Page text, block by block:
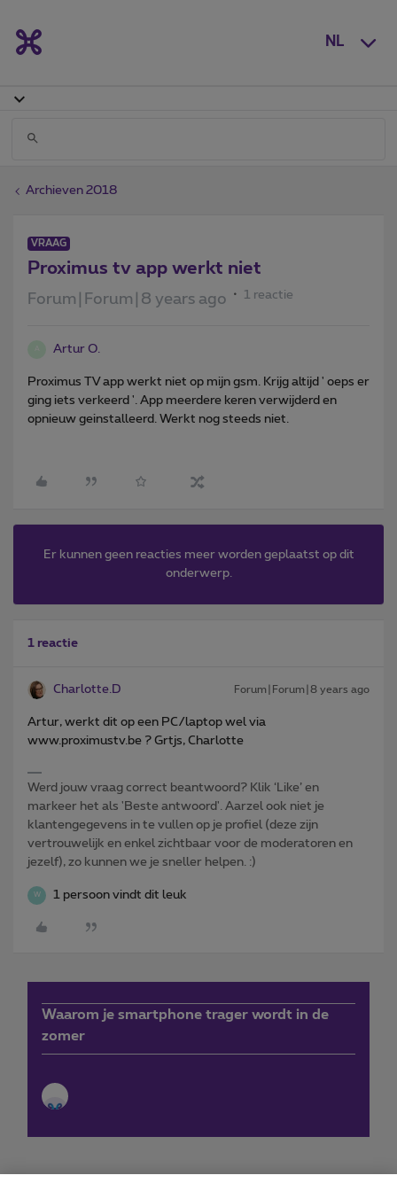
NL
Archieven 2018
VRAAG
Proximus tv app werkt niet
Forum|Forum|8 years ago 1 reactie
Artur O.
Proximus TV app werkt niet op mijn gsm. Krijg altijd ' oeps er
ging iets verkeerd '. App meerdere keren verwijderd en
opnieuw geinstalleerd. Werkt nog steeds niet.
Er kunnen geen reacties meer worden geplaatst op dit
onderwerp.
1 reactie
Charlotte.D Forum|Forum|8 years ago
Artur, werkt dit op een PC/laptop wel via
www.proximustv.be ? Grtjs, Charlotte
Werd jouw vraag correct beantwoord? Klik ‘Like’ en
markeer het als 'Beste antwoord'. Aarzel ook niet je
klantengegevens in te vullen op je profiel (deze zijn
vertrouwelijk en enkel zichtbaar voor de moderatoren en
jezelf), zo kunnen we je sneller helpen. :)
W 1 persoon vindt dit leuk
Waarom je smartphone trager wordt in de
zomer